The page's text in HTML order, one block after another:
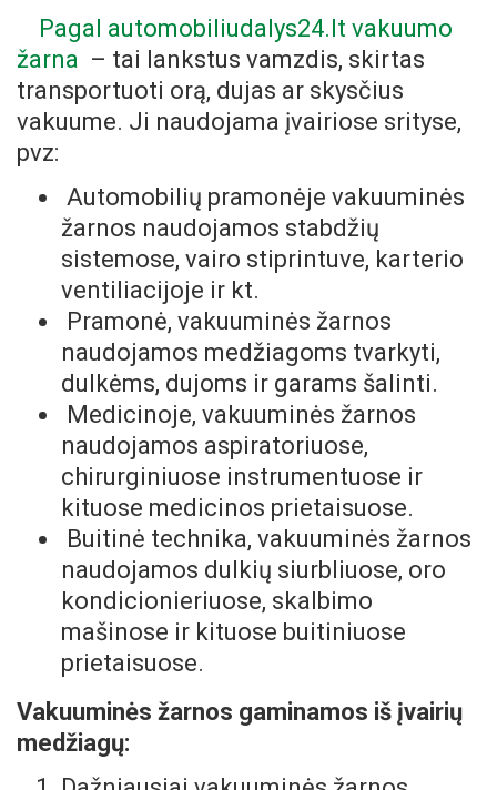
Pagal automobiliudalys24.lt vakuumo
žarna – tai lankstus vamzdis, skirtas
transportuoti orą, dujas ar skysčius
vakuume. Ji naudojama įvairiose srityse,
pvz:
Automobilių pramonėje vakuuminės
žarnos naudojamos stabdžių
sistemose, vairo stiprintuve, karterio
ventiliacijoje ir kt.
Pramonė, vakuuminės žarnos
naudojamos medžiagoms tvarkyti,
dulkėms, dujoms ir garams šalinti.
Medicinoje, vakuuminės žarnos
naudojamos aspiratoriuose,
chirurginiuose instrumentuose ir
kituose medicinos prietaisuose.
Buitinė technika, vakuuminės žarnos
naudojamos dulkių siurbliuose, oro
kondicionieriuose, skalbimo
mašinose ir kituose buitiniuose
prietaisuose.
Vakuuminės žarnos gaminamos iš įvairių
medžiagų: